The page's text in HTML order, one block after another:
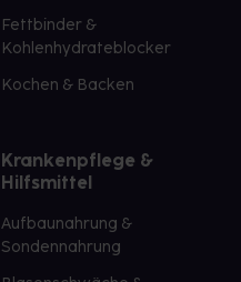
Fettbinder &
Kohlenhydrateblocker
Kochen & Backen
Krankenpflege &
Hilfsmittel
Aufbaunahrung &
Sondennahrung